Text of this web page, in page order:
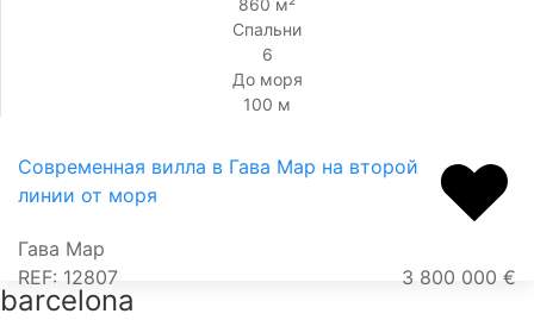
Спальни
6
До моря
100 м
Современная вилла в Гава Мар на второй
линии от моря
Гава Мар
REF: 12807
3 800 000 €
barcelona